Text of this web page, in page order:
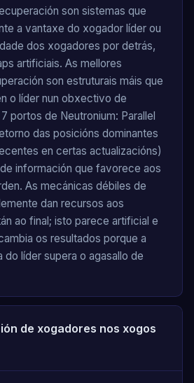
son sistemas que
a vantaxe do xogador líder ou
dos xogadores por detrás,
artificiais. As mellores
son estruturais máis que
o líder nun obxectivo de
portos de Neutronium: Parallel
das posicións dominantes
en certas actualizacións)
información que favorece aos
As mecánicas débiles de
dan recursos aos
ao final; isto parece artificial e
os resultados porque a
do líder supera o agasallo de
de xogadores nos xogos